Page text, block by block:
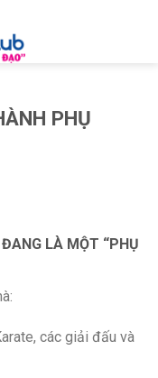
PHỤ
LÀ MỘT “PHỤ
các giải đấu và